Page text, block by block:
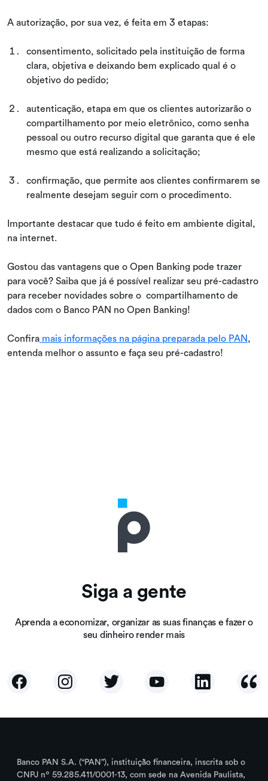
A autorização, por sua vez, é feita em 3 etapas:
consentimento, solicitado pela instituição de forma
clara, objetiva e deixando bem explicado qual é o
objetivo do pedido;
autenticação, etapa em que os clientes autorizarão o
compartilhamento por meio eletrônico, como senha
pessoal ou outro recurso digital que garanta que é ele
mesmo que está realizando a solicitação;
confirmação, que permite aos clientes confirmarem se
realmente desejam seguir com o procedimento.
Importante destacar que tudo é feito em ambiente digital,
na internet.
Gostou das vantagens que o Open Banking pode trazer
para você? Saiba que já é possível realizar seu pré-cadastro
para receber novidades sobre o compartilhamento de
dados com o Banco PAN no Open Banking!
Confira mais informações na página preparada pelo PAN,
entenda melhor o assunto e faça seu pré-cadastro!
Siga a gente
Aprenda a economizar, organizar as suas finanças e fazer o
seu dinheiro render mais
Banco PAN S.A. (“PAN”), instituição financeira, inscrita sob o
CNPJ nº 59.285.411/0001-13, com sede na Avenida Paulista,